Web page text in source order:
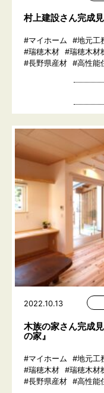
村上建設さん完成
#マイホーム #地元工
#瑞穂木材 #瑞穂木材
#長野県産材 #高性能
2022.10.13
木族の家さん完成
の家』
#マイホーム #地元工
#瑞穂木材 #瑞穂木材
#長野県産材 #高性能